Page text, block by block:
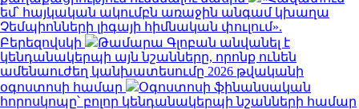
եմ՝ հայկական ակումբն առաջին անգամ կխաղա
Չեմպիոնների լիգայի հիմնական փուլում».
Բերեզովսկի
Թամարա Գլոբան անվանել է
կենդանակերպի այն նշանները, որոնք ունեն
ամենաուժեղ կանխատեսումը 2026 թվականի
օգոստոսի համար
Օգոստոսի ֆինանսական
հորոսկոպը՝ բոլոր կենդանակերպի նշանների համար